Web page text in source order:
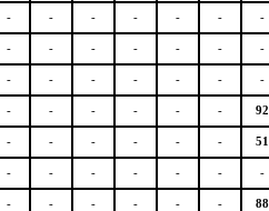
- - - - - - -
- - - - - - -
- - - - - - -
- - - - - - 92
- - - - - - 51
- - - - - - -
- - - - - - 88